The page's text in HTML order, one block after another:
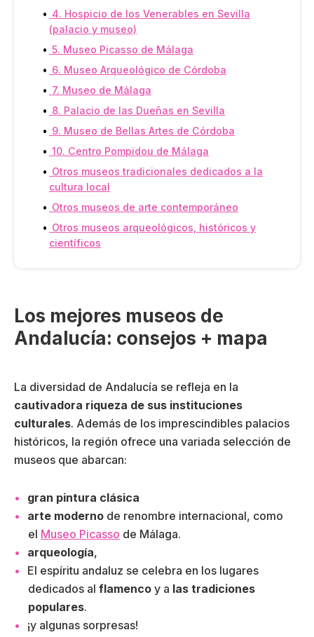
4. Hospicio de los Venerables en Sevilla
(palacio y museo)
5. Museo Picasso de Málaga
6. Museo Arqueológico de Córdoba
7. Museo de Málaga
8. Palacio de las Dueñas en Sevilla
9. Museo de Bellas Artes de Córdoba
10. Centro Pompidou de Málaga
Otros museos tradicionales dedicados a la
cultura local
Otros museos de arte contemporáneo
Otros museos arqueológicos, históricos y
científicos
Los mejores museos de
Andalucía: consejos + mapa
La diversidad de Andalucía se refleja en la
cautivadora riqueza de sus instituciones
culturales. Además de los imprescindibles palacios
históricos, la región ofrece una variada selección de
museos que abarcan:
gran pintura clásica
arte moderno de renombre internacional, como
el Museo Picasso de Málaga.
arqueología,
El espíritu andaluz se celebra en los lugares
dedicados al flamenco y a las tradiciones
populares.
¡y algunas sorpresas!